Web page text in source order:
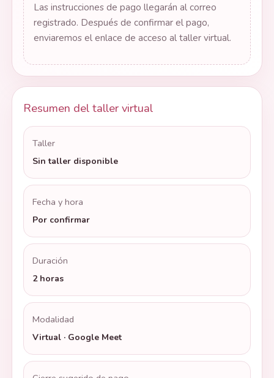
Las instrucciones de pago llegarán al correo
registrado. Después de confirmar el pago,
enviaremos el enlace de acceso al taller virtual.
Resumen del taller virtual
Taller
Sin taller disponible
Fecha y hora
Por confirmar
Duración
2 horas
Modalidad
Virtual · Google Meet